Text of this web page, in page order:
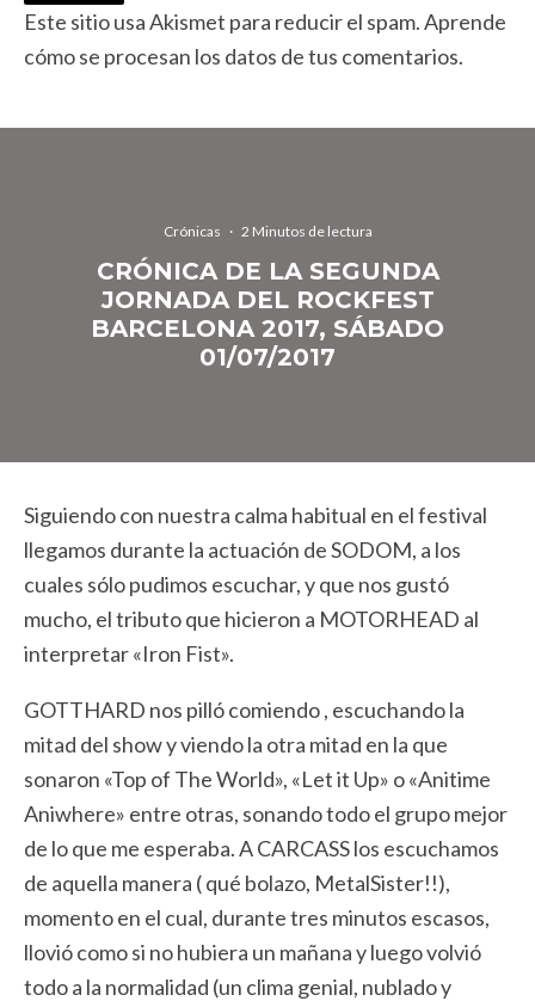
Este sitio usa Akismet para reducir el spam.Aprende
cómo se procesan los datos de tus comentarios.
Crónicas · 2 Minutos de lectura
CRÓNICA DE LA SEGUNDA
JORNADA DEL ROCKFEST
BARCELONA 2017, SÁBADO
01/07/2017
Siguiendo con nuestra calma habitual en el festival
llegamos durante la actuación de SODOM, a los
cuales sólo pudimos escuchar, y que nos gustó
mucho, el tributo que hicieron a MOTORHEAD al
interpretar «Iron Fist».
GOTTHARD nos pilló comiendo , escuchando la
mitad del show y viendo la otra mitad en la que
sonaron «Top of The World», «Let it Up» o «Anitime
Aniwhere» entre otras, sonando todo el grupo mejor
de lo que me esperaba. A CARCASS los escuchamos
de aquella manera ( qué bolazo, MetalSister!!),
momento en el cual, durante tres minutos escasos,
llovió como si no hubiera un mañana y luego volvió
todo a la normalidad (un clima genial, nublado y